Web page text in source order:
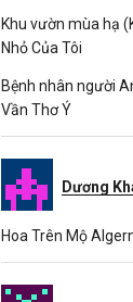
Khu vườn mùa hạ
Nhỏ Của Tôi
Bệnh nhân người
Vần Thơ Ý
Dương
Hoa Trên Mộ